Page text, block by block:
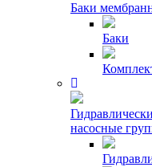
Баки
Баки
насосные